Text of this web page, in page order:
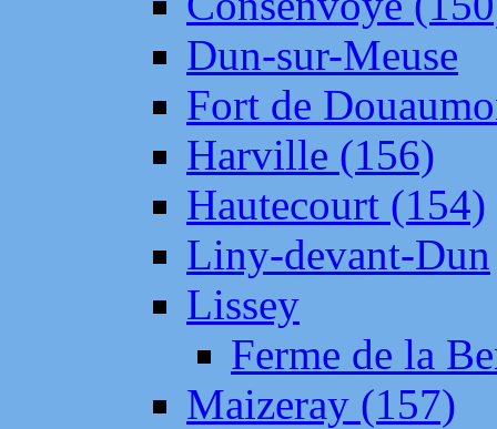
Dun-sur-Meuse
Fort de
Harville (156)
Hautecourt (154)
Liny-devant-Dun
Lissey
Ferme de la
Maizeray (157)